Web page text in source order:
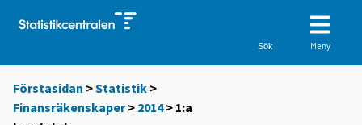
Sök Meny
Förstasidan >Statistik >
Finansräkenskaper> 2014> 1:a